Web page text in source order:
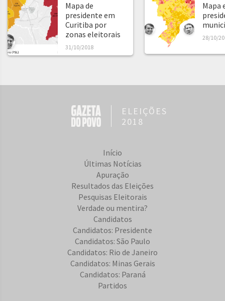
Mapa de
presidente em
Curitiba por
zonas eleitorais
31/10/2018
Mapa
28/10/
ELEIÇÕES
2018
Início
Últimas Notícias
Apuração
Resultados das Eleições
Pesquisas Eleitorais
Verdade ou mentira?
Candidatos
Candidatos: Presidente
Candidatos: São Paulo
Candidatos: Rio de Janeiro
Candidatos: Minas Gerais
Candidatos: Paraná
Partidos